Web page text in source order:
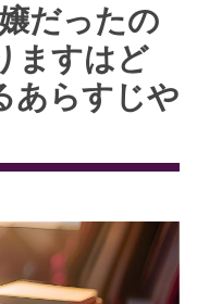
だったの
ますはど
あらすじや